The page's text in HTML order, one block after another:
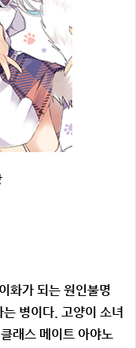
화가 되는 원인불명
병이다. 고양이 소녀
래스 메이트 아야노